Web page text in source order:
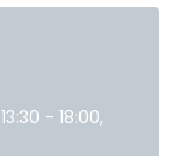
- 18:00,